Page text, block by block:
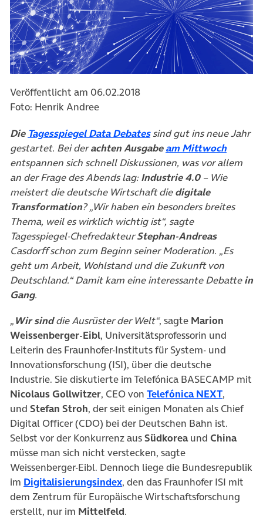
Veröffentlicht am 06.02.2018
Foto: Henrik Andree
Die Tagesspiegel Data Debates(öffnet in neuem Tab)
sind gut ins neue Jahr
gestartet. Bei derachten Ausgabe am Mittwoch(öffnet
entspannen sich schnell Diskussionen, was vor allem
an der Frage des Abends lag:Industrie 4.0– Wie
meistert die deutsche Wirtschaft diedigitale
Transformation? „Wir haben ein besonders breites
Thema, weil es wirklich wichtig ist“, sagte
Tagesspiegel-ChefredakteurStephan-Andreas
Casdorff schon zum Beginn seiner Moderation. „Es
geht um Arbeit, Wohlstand und die Zukunft von
Deutschland.“ Damit kam eine interessante Debattein
Gang.
„Wir sinddie Ausrüster der Welt“, sagte Marion
Weissenberger-Eibl, Universitätsprofessorin und
Leiterin des Fraunhofer-Instituts für System- und
Innovationsforschung (ISI), über die deutsche
Industrie. Sie diskutierte im Telefónica BASECAMP mit
Nicolaus Gollwitzer, CEO von Telefónica NEXT(öffnet
,
und Stefan Stroh, der seit einigen Monaten als Chief
Digital Officer (CDO) bei der Deutschen Bahn ist.
Selbst vor der Konkurrenz ausSüdkoreaund China
müsse man sich nicht verstecken, sagte
Weissenberger-Eibl. Dennoch liege die Bundesrepublik
im Digitalisierungsindex(öffnet in neuem Tab)
, den das Fraunhofer ISI mit
dem Zentrum für Europäische Wirtschaftsforschung
erstellt, nur im Mittelfeld.